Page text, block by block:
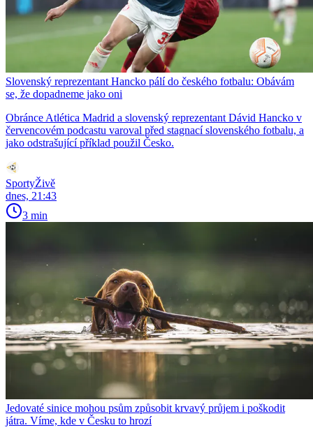
Slovenský reprezentant Hancko pálí do českého fotbalu: Obávám
se, že dopadneme jako oni
Obránce Atlética Madrid a slovenský reprezentant Dávid Hancko v
červencovém podcastu varoval před stagnací slovenského fotbalu, a
jako odstrašující příklad použil Česko.
SportyŽivě
dnes, 21:43
3 min
Jedovaté sinice mohou psům způsobit krvavý průjem i poškodit
játra. Víme, kde v Česku to hrozí